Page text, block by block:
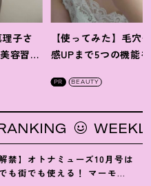
子さ
容習慣
【使ってみた】毛穴
感UPまで5つの機能
PR BEAUTY
WEEKLY
禁】オトナミューズ10月号は
も街でも使える ！ マーモッ